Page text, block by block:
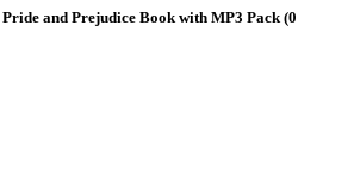
Pride and Prejudice Book with MP3 Pack (0